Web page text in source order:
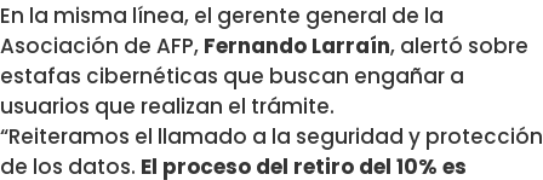
En la misma línea, el gerente general de la
Asociación de AFP, Fernando Larraín, alertó sobre
estafas cibernéticas que buscan engañar a
usuarios que realizan el trámite.
“Reiteramos el llamado a la seguridad y protección
de los datos. El proceso del retiro del 10% es